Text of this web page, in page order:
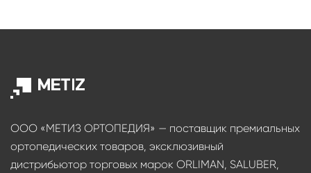
ООО «МЕТИЗ ОРТОПЕДИЯ» — поставщик премиальных
ортопедических товаров, эксклюзивный
дистрибьютор торговых марок ORLIMAN, SALUBER,